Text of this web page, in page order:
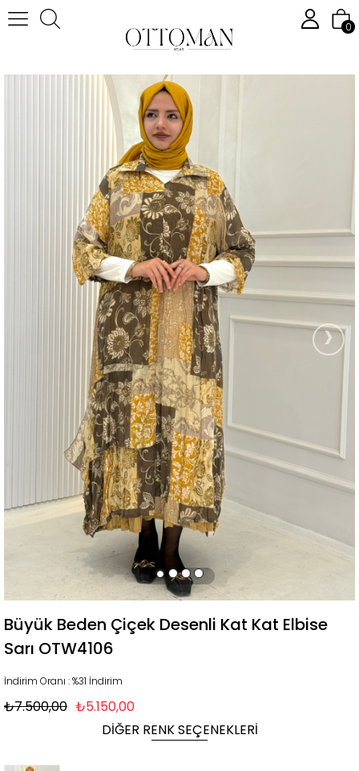
0
›
Büyük Beden Çiçek Desenli Kat Kat Elbise
Sarı OTW4106
İndirim Oranı :%31 İndirim
₺7.500,00 ₺5.150,00
DIĞER RENK SEÇENEKLERI